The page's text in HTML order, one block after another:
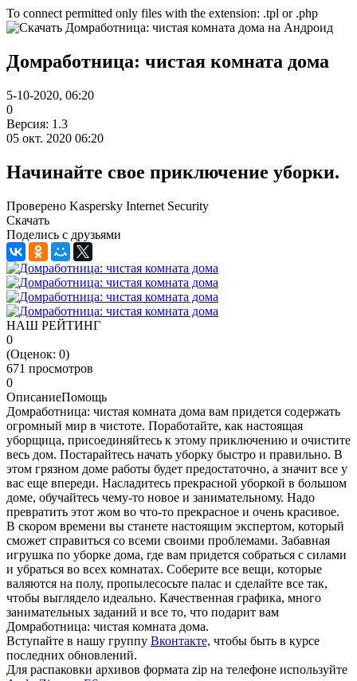
To connect permitted only files with the extension: .tpl or .php
Домработница: чистая комната дома
5-10-2020, 06:20
0
Версия: 1.3
05 окт. 2020 06:20
Начинайте свое приключение уборки.
Проверено Kaspersky Internet Security
Скачать
Поделись с друзьями
НАШ РЕЙТИНГ
0
(Оценок: 0)
671 просмотров
0
ОписаниеПомощь
Домработница: чистая комната дома вам придется содержать
огромный мир в чистоте. Поработайте, как настоящая
уборщица, присоединяйтесь к этому приключению и очистите
весь дом. Постарайтесь начать уборку быстро и правильно. В
этом грязном доме работы будет предостаточно, а значит все у
вас еще впереди. Насладитесь прекрасной уборкой в большом
доме, обучайтесь чему-то новое и занимательному. Надо
превратить этот жом во что-то прекрасное и очень красивое.
В скором времени вы станете настоящим экспертом, который
сможет справиться со всеми своими проблемами. Забавная
игрушка по уборке дома, где вам придется собраться с силами
и убраться во всех комнатах. Соберите все вещи, которые
валяются на полу, пропылесосьте палас и сделайте все так,
чтобы выглядело идеально. Качественная графика, много
занимательных заданий и все то, что подарит вам
Домработница: чистая комната дома.
Вступайте в нашу группу Вконтакте, чтобы быть в курсе
последних обновлений.
Для распаковки архивов формата zip на телефоне используйте